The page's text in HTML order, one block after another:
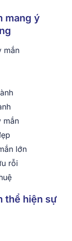
mang ý
mắn͏
mắn͏
lớn
rỗi͏
thể hiện sự